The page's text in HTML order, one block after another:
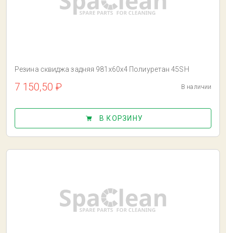
Резина сквиджа задняя 981x60x4 Полиуретан 45SH
7 150,50 ₽ В наличии
В КОРЗИНУ